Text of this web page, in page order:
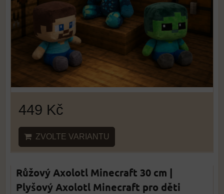
449 Kč
ZVOLTE VARIANTU
Růžový Axolotl Minecraft 30 cm |
Plyšový Axolotl Minecraft pro děti